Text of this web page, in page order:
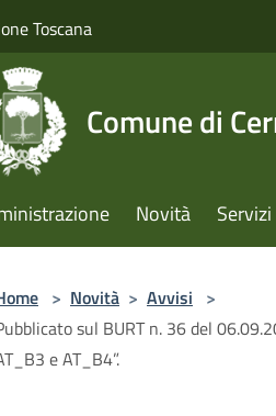
Toscana
Comune di
Novità Servizi
> Novità > Avvisi >
sul BURT n. 36 del
e AT_B4”.